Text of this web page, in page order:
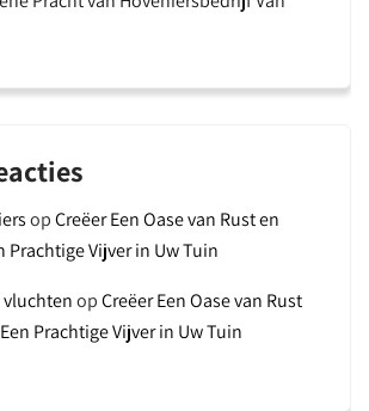
opCreëer Een Oase van Rust en
Prachtige Vijver in Uw Tuin
opCreëer Een Oase van Rust
Prachtige Vijver in Uw Tuin